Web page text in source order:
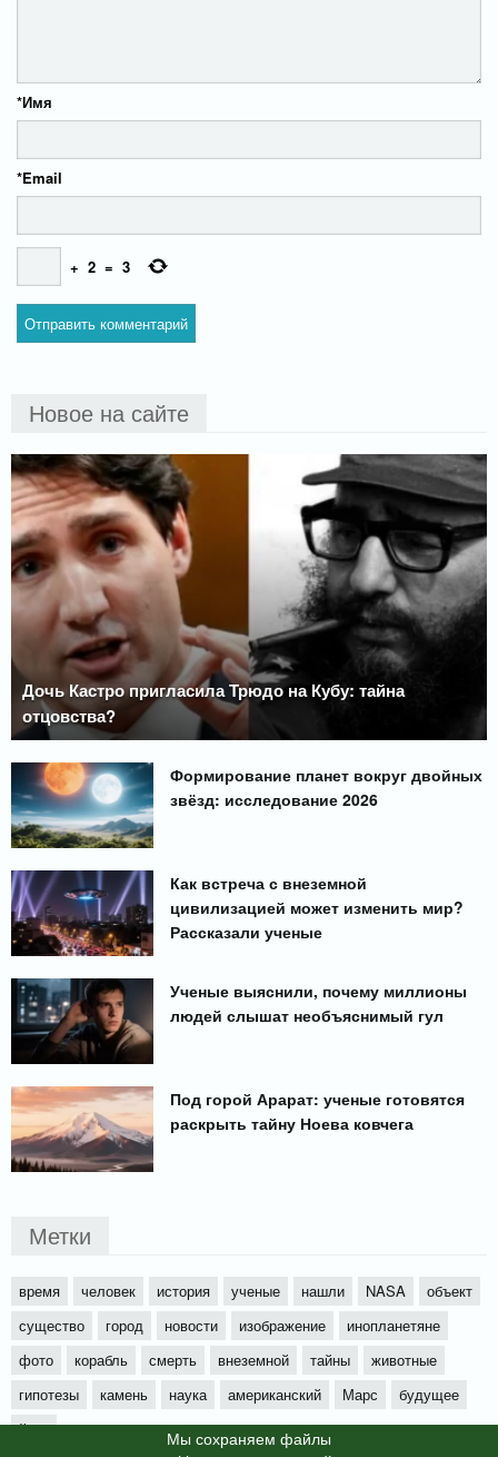
Мы cохраняем файлы
Имя
*
Email
*
+ 2 = 3
Новое на сайте
Дочь Кастро пригласила Трюдо на Кубу: тайна
отцовства?
Формирование планет вокруг двойных
звёзд: исследование 2026
Как встреча с внеземной
цивилизацией может изменить мир?
Рассказали ученые
Ученые выяснили, почему миллионы
людей слышат необъяснимый гул
Под горой Арарат: ученые готовятся
раскрыть тайну Ноева ковчега
Метки
время человек история ученые нашли NASA
объект
существо
город новости изображение
инопланетяне
фото
корабль смерть внеземной тайны
животные
гипотезы
камень наука американский Марс
будущее
йети